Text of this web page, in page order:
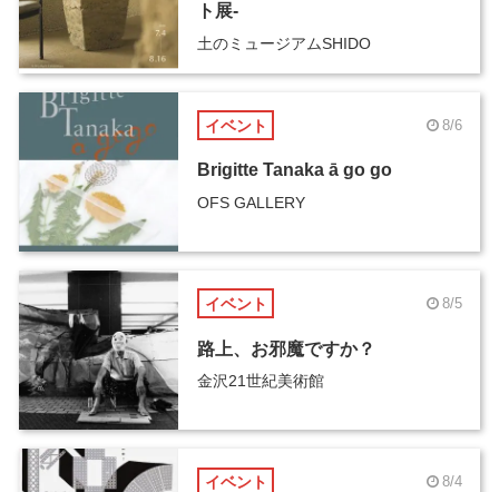
ト展-
土のミュージアムSHIDO
イベント 8/6
Brigitte Tanaka ā go go
OFS GALLERY
イベント 8/5
路上、お邪魔ですか？
金沢21世紀美術館
イベント 8/4